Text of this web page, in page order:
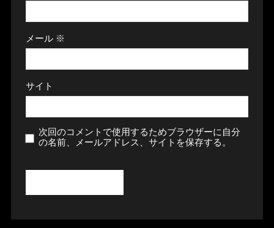
メール ※
サイト
次回のコメントで使用するためブラウザーに自分
の名前、メールアドレス、サイトを保存する。